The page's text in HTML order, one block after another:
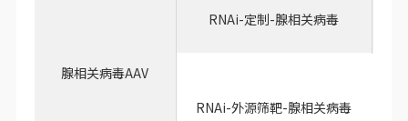
腺相关病毒AAV
RNAi-定制-腺相关病毒
RNAi-外源筛靶-腺相关病毒